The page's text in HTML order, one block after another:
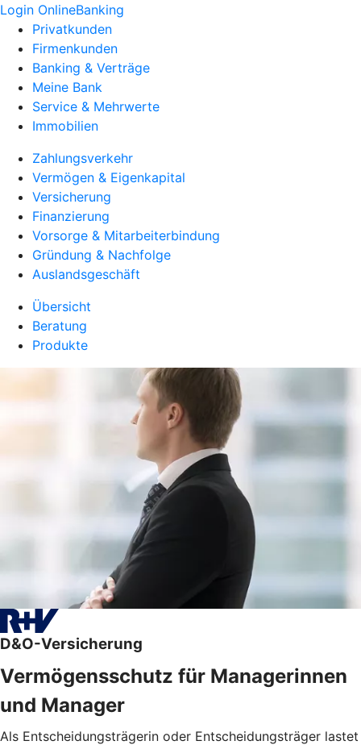
Login OnlineBanking
Privatkunden
Firmenkunden
Banking & Verträge
Meine Bank
Service & Mehrwerte
Immobilien
Zahlungsverkehr
Vermögen & Eigenkapital
Versicherung
Finanzierung
Vorsorge & Mitarbeiterbindung
Gründung & Nachfolge
Auslandsgeschäft
Übersicht
Beratung
Produkte
D&O-Versicherung
Vermögensschutz für Managerinnen
und Manager
Als Entscheidungsträgerin oder Entscheidungsträger lastet